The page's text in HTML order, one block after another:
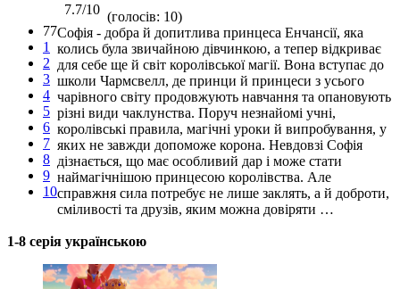
77
1
2
3
4
5
6
7
8
9
10
7.7/10 (голосів: 10)
Софія - добра й допитлива принцеса Енчансії, яка
колись була звичайною дівчинкою, а тепер відкриває
для себе ще й світ королівської магії. Вона вступає до
школи Чармсвелл, де принци й принцеси з усього
чарівного світу продовжують навчання та опановують
різні види чаклунства. Поруч незнайомі учні,
королівські правила, магічні уроки й випробування, у
яких не завжди допоможе корона. Невдовзі Софія
дізнається, що має особливий дар і може стати
наймагічнішою принцесою королівства. Але
справжня сила потребує не лише заклять, а й доброти,
сміливості та друзів, яким можна довіряти …
1-8 серія українською